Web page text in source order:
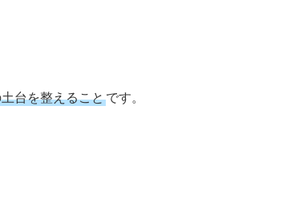
台を整えることです。